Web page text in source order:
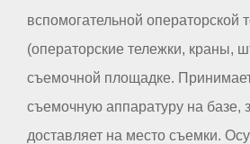
вспомогательной операторской
(операторские тележки, краны,
съемочной площадке.
съемочную аппаратуру на базе,
доставляет на место съемки.